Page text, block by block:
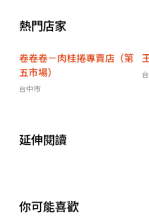
熱門店家
卷卷卷－肉桂捲專賣店（第
五市場）
台中市
延伸閱讀
你可能喜歡